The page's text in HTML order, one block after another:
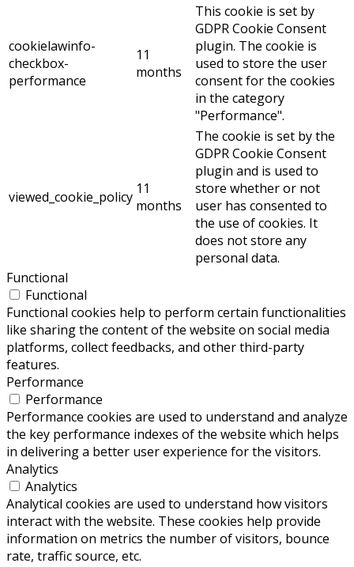
cookielawinfo-
checkbox-
performance
11
months
This cookie is set by
GDPR Cookie Consent
plugin. The cookie is
used to store the user
consent for the cookies
in the category
"Performance".
viewed_cookie_policy 11
months
The cookie is set by the
GDPR Cookie Consent
plugin and is used to
store whether or not
user has consented to
the use of cookies. It
does not store any
personal data.
Functional
Functional
Functional cookies help to perform certain functionalities
like sharing the content of the website on social media
platforms, collect feedbacks, and other third-party
features.
Performance
Performance
Performance cookies are used to understand and analyze
the key performance indexes of the website which helps
in delivering a better user experience for the visitors.
Analytics
Analytics
Analytical cookies are used to understand how visitors
interact with the website. These cookies help provide
information on metrics the number of visitors, bounce
rate, traffic source, etc.